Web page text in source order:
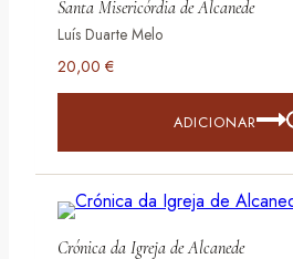
Santa Misericórdia de Alcanede
Luís Duarte Melo
20,00 €
ADICIONAR
Crónica da Igreja de Alcanede